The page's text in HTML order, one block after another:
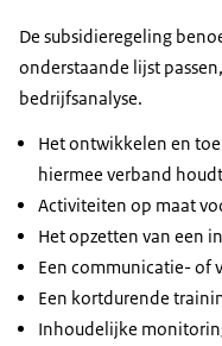
De subsidieregeling
onderstaande lijst
bedrijfsanalyse.
Het ontwikkelen en
hiermee verband
Activiteiten op maat
Het opzetten van een
Een communicatie- of
Een kortdurende
Inhoudelijke